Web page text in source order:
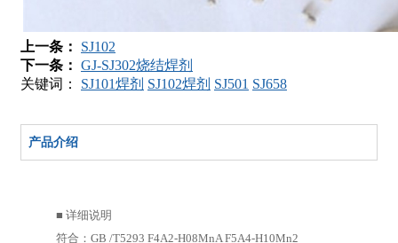
上一条：
SJ102
下一条： GJ-SJ302烧结焊剂
关键词： SJ101焊剂 SJ102焊剂 SJ501 SJ658
产品介绍
■ 详细说明
符合：GB /T5293 F4A2-H08MnA F5A4-H10Mn2